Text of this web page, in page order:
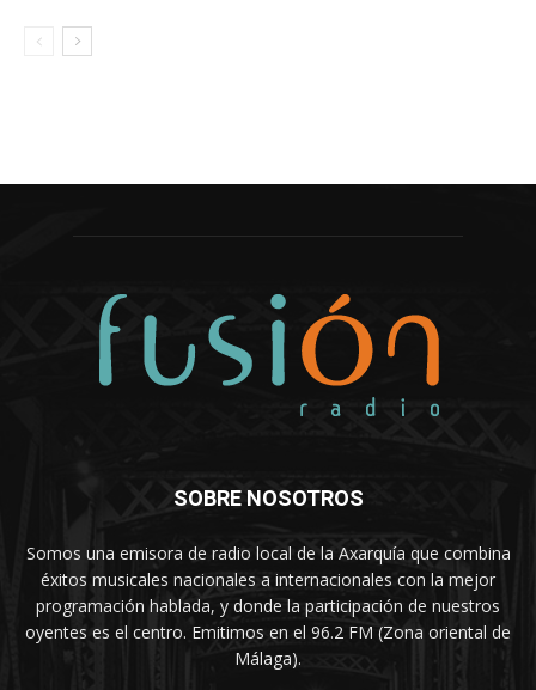
SOBRE NOSOTROS
Somos una emisora de radio local de la Axarquía que combina
éxitos musicales nacionales a internacionales con la mejor
programación hablada, y donde la participación de nuestros
oyentes es el centro. Emitimos en el 96.2 FM (Zona oriental de
Málaga).